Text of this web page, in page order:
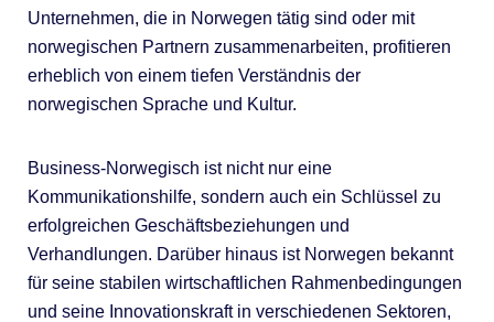
Unternehmen, die in Norwegen tätig sind oder mit
norwegischen Partnern zusammenarbeiten, profitieren
erheblich von einem tiefen Verständnis der
norwegischen Sprache und Kultur.
Business-Norwegisch ist nicht nur eine
Kommunikationshilfe, sondern auch ein Schlüssel zu
erfolgreichen Geschäftsbeziehungen und
Verhandlungen. Darüber hinaus ist Norwegen bekannt
für seine stabilen wirtschaftlichen Rahmenbedingungen
und seine Innovationskraft in verschiedenen Sektoren,